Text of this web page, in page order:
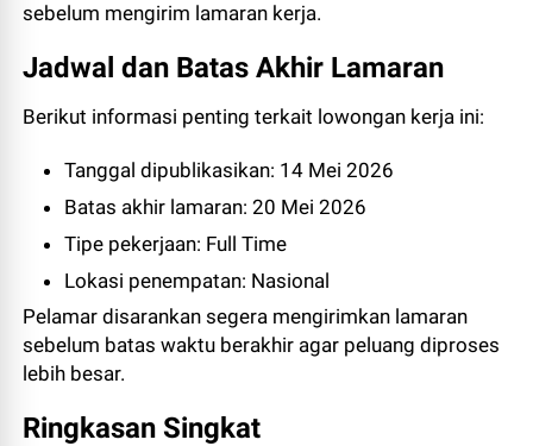
sebelum mengirim lamaran kerja.
Jadwal dan Batas Akhir Lamaran
Berikut informasi penting terkait lowongan kerja ini:
Tanggal dipublikasikan: 14 Mei 2026
Batas akhir lamaran: 20 Mei 2026
Tipe pekerjaan: Full Time
Lokasi penempatan: Nasional
Pelamar disarankan segera mengirimkan lamaran
sebelum batas waktu berakhir agar peluang diproses
lebih besar.
Ringkasan Singkat